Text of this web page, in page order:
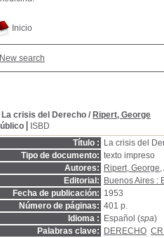
Inicio
New search
La crisis del Derecho / Ripert, George
ISBD
Título :
La crisis del
Tipo de documento: texto impreso
Autores:
Ripert, George
Editorial:
Buenos Aires :
Fecha de publicación: 1953
Número de páginas: 401 p.
Idioma :
Español (spa)
Palabras clave:
DERECHO